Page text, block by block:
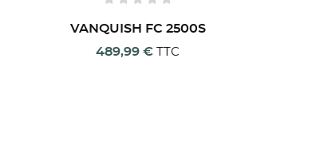
VANQUISH FC 2500S
489,99 € TTC